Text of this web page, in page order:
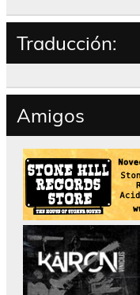
Traducción:
Amigos